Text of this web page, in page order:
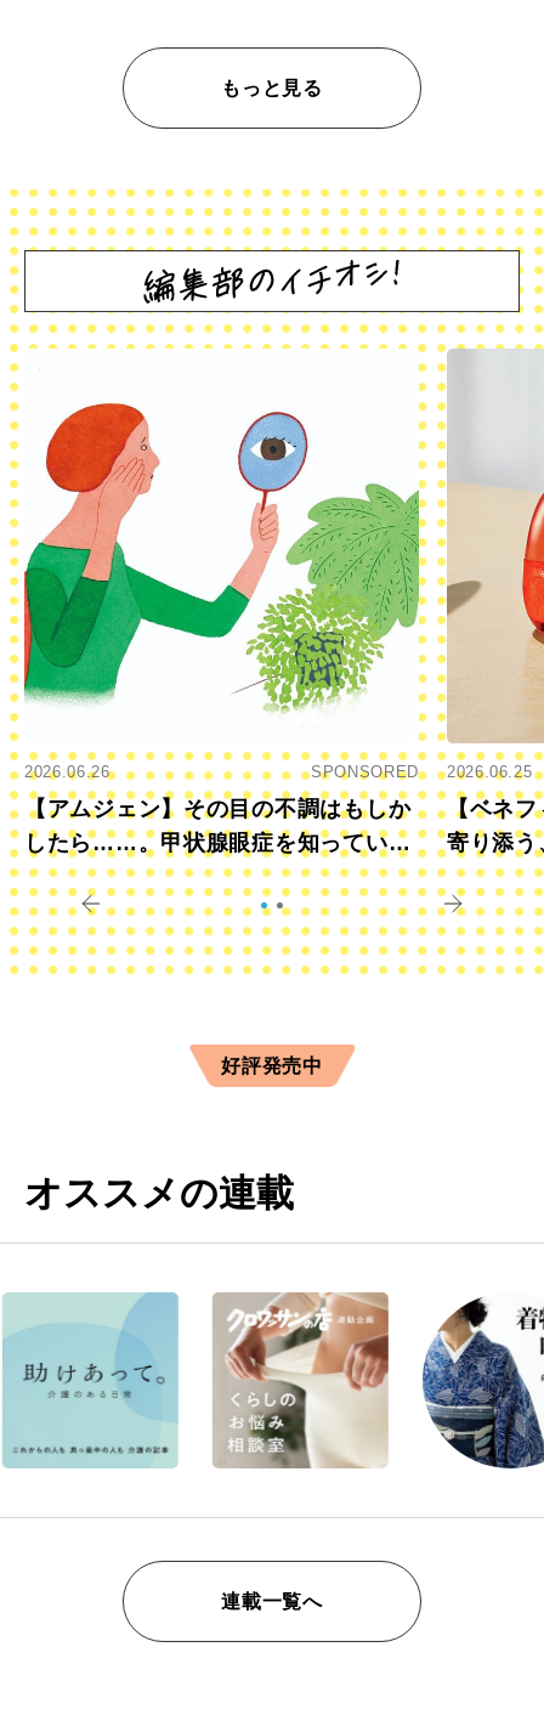
もっと見る
2026.06.26 SPONSORED
【アムジェン】その目の不調はもしか
したら……。甲状腺眼症を知っていま
すか？
2026.06.25
【ベネフ
寄り添う
きに
好評発売中
オススメの連載
連載一覧へ